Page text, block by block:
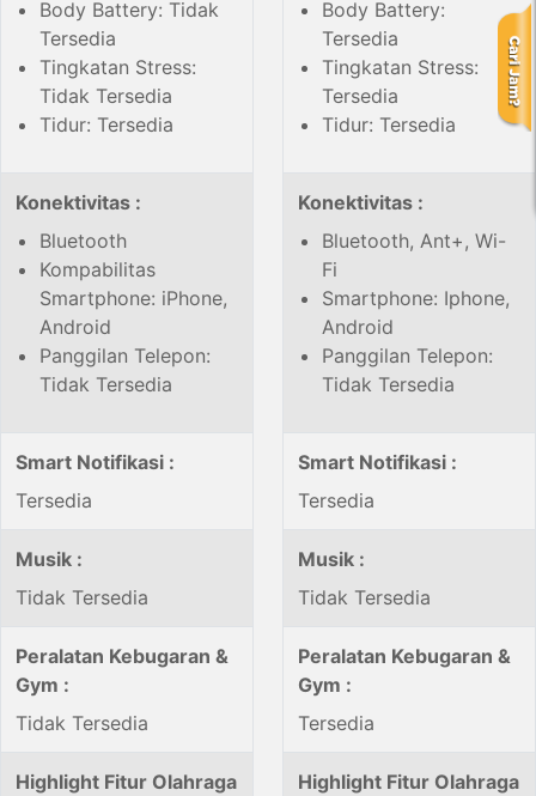
Body Battery: Tidak
Tersedia
Tingkatan Stress:
Tidak Tersedia
Tidur: Tersedia
Body Battery:
Tersedia
Tingkatan Stress:
Tersedia
Tidur: Tersedia
Konektivitas :
Bluetooth
Kompabilitas
Smartphone: iPhone,
Android
Panggilan Telepon:
Tidak Tersedia
Konektivitas :
Bluetooth, Ant+, Wi-
Fi
Smartphone: Iphone,
Android
Panggilan Telepon:
Tidak Tersedia
Smart Notifikasi :
Tersedia
Smart Notifikasi :
Tersedia
Musik :
Tidak Tersedia
Musik :
Tidak Tersedia
Peralatan Kebugaran &
Gym :
Tidak Tersedia
Peralatan Kebugaran &
Gym :
Tersedia
Highlight Fitur Olahraga
Highlight Fitur Olahraga